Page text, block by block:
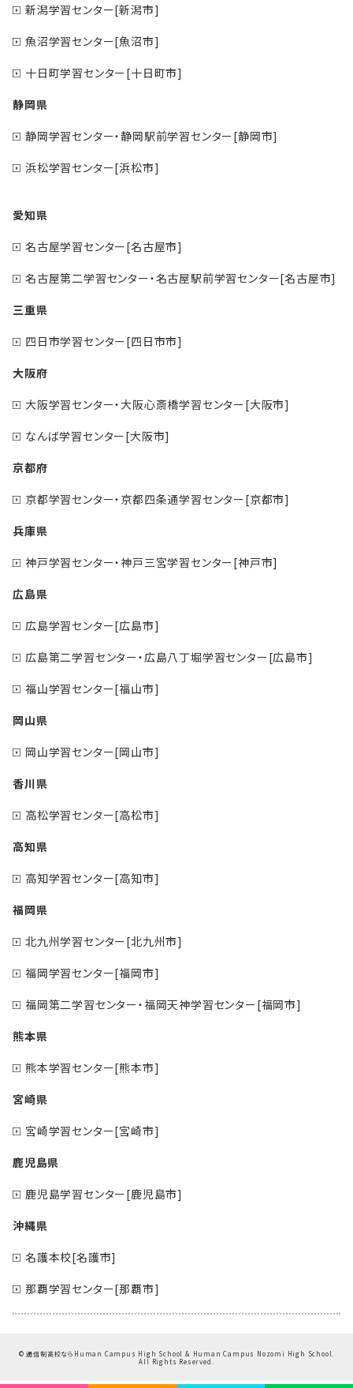
新潟学習センター[新潟市]
魚沼学習センター[魚沼市]
十日町学習センター[十日町市]
静岡県
静岡学習センター・静岡駅前学習センター[静岡市]
浜松学習センター[浜松市]
愛知県
名古屋学習センター[名古屋市]
名古屋第二学習センター・名古屋駅前学習センター[名古屋市]
三重県
四日市学習センター[四日市市]
大阪府
大阪学習センター・大阪心斎橋学習センター[大阪市]
なんば学習センター[大阪市]
京都府
京都学習センター・京都四条通学習センター[京都市]
兵庫県
神戸学習センター・神戸三宮学習センター[神戸市]
広島県
広島学習センター[広島市]
広島第二学習センター・広島八丁堀学習センター[広島市]
福山学習センター[福山市]
岡山県
岡山学習センター[岡山市]
香川県
高松学習センター[高松市]
高知県
高知学習センター[高知市]
福岡県
北九州学習センター[北九州市]
福岡学習センター[福岡市]
福岡第二学習センター・福岡天神学習センター[福岡市]
熊本県
熊本学習センター[熊本市]
宮崎県
宮崎学習センター[宮崎市]
鹿児島県
鹿児島学習センター[鹿児島市]
沖縄県
名護本校[名護市]
那覇学習センター[那覇市]
©通信制高校ならHuman Campus High School & Human Campus Nozomi High School.
All Rights Reserved.